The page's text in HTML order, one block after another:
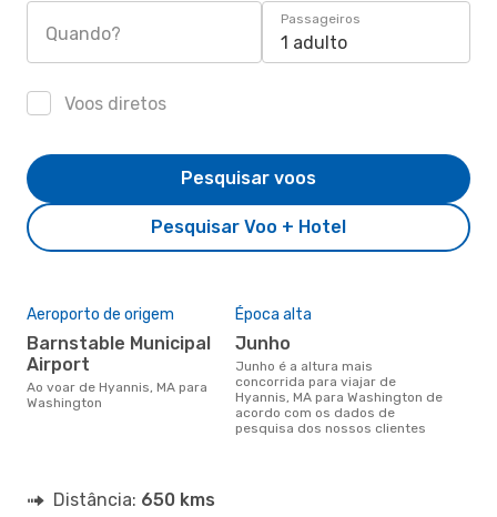
Quando?
Passageiros
1 adulto
Voos diretos
Pesquisar Voo + Hotel
Pesquisar voos
Aeroporto de origem
Barnstable Municipal
Airport
Ao voar de Hyannis, MA para
Washington
Época alta
junho
junho é a altura mais
concorrida para viajar de
Hyannis, MA para Washington de
acordo com os dados de
pesquisa dos nossos clientes
Distância: 650 kms